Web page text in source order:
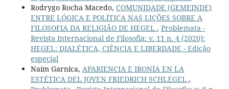
Rodrygo Rocha Macedo, COMUNIDADE (GEMEINDE)
ENTRE LÓGICA E POLÍTICA NAS LIÇÕES SOBRE A
FILOSOFIA DA RELIGIÃO DE HEGEL , Problemata -
Revista Internacional de Filosofia: v. 11 n. 4 (2020):
HEGEL: DIALÉTICA, CIÊNCIA E LIBERDADE - Edição
especial
Naím Garnica, APARIENCIA E IRONÍA EN LA
ESTÉTICA DEL JOVEN FRIEDRICH SCHLEGEL ,